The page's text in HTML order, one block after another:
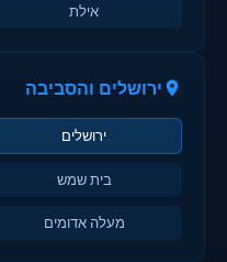
אילת
ירושלים והסביבה
ירושלים
בית שמש
מעלה אדומים